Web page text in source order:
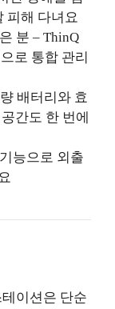
피해 다녀요
분 – ThinQ
로 통합 관리
배터리와 효
간도 한 번에
능으로 외출
이션은 단순